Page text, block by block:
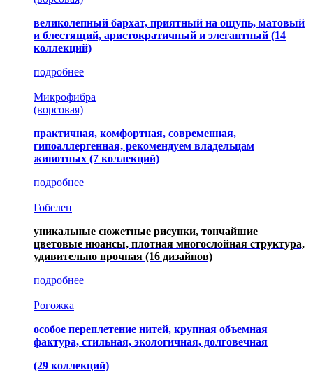
великолепный бархат, приятный на ощупь, матовый
и блестящий, аристократичный и элегантный (14
коллекций)
подробнее
Микрофибра
(ворсовая)
практичная, комфортная, современная,
гипоаллергенная, рекомендуем владельцам
животных (7 коллекций)
подробнее
Гобелен
уникальные сюжетные рисунки, тончайшие
цветовые нюансы, плотная многослойная структура,
удивительно прочная (16 дизайнов)
подробнее
Рогожка
особое переплетение нитей, крупная объемная
фактура, стильная, экологичная, долговечная
(29 коллекций)